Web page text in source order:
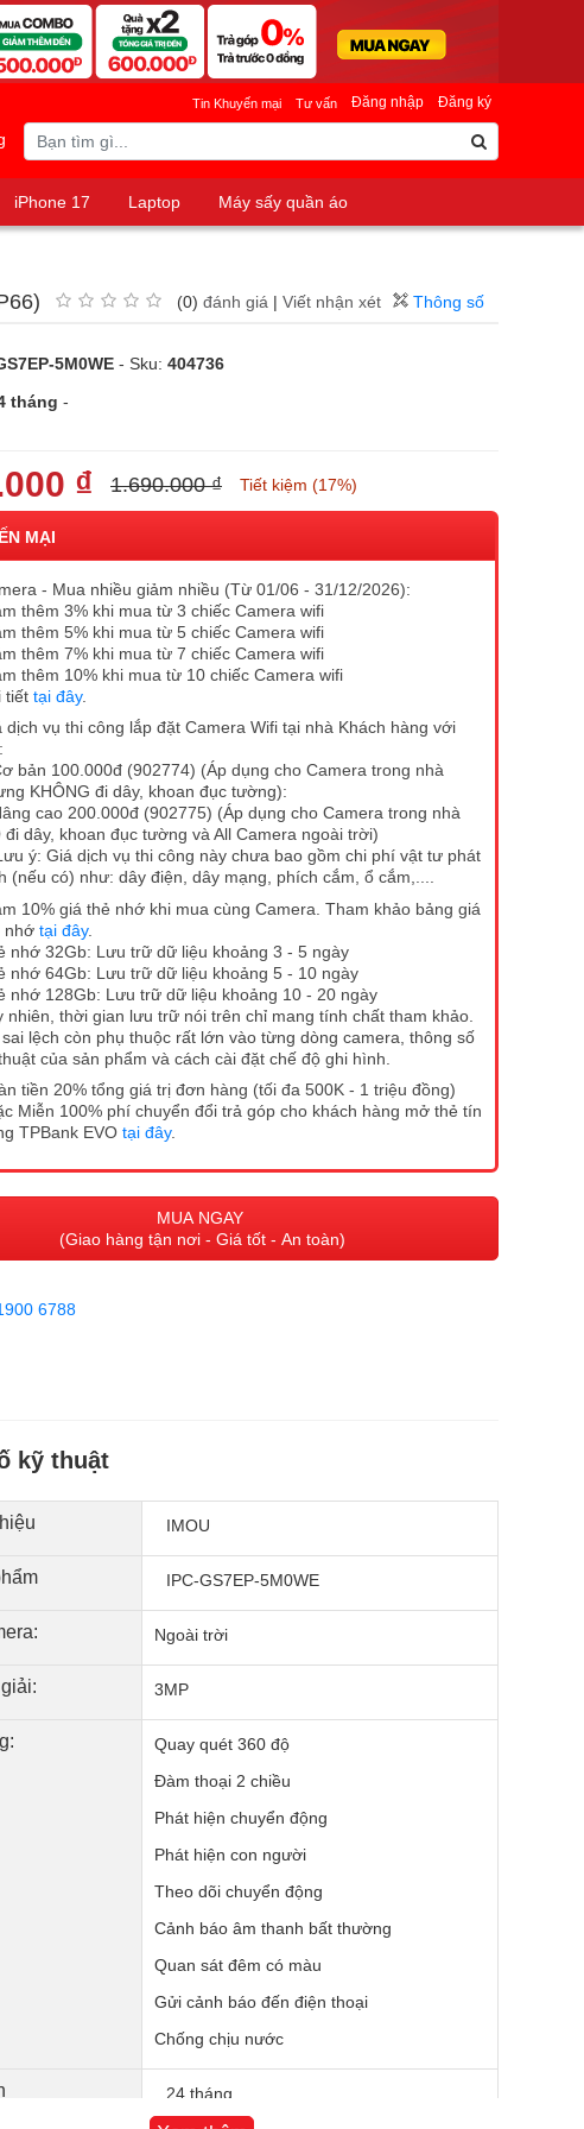
Đăng nhập Đăng ký
Tin Khuyến mại Tư vấn
iPhone 17 Laptop
Máy sấy quần áo
(0) đánh giá | Viết nhận xét Thông số
5M0WE - Sku: 404736
tháng -
₫ 1.690.000 ₫ Tiết kiệm (17%)
MẠI
- Mua nhiều giảm nhiều (Từ 01/06 - 31/12/2026):
thêm 3% khi mua từ 3 chiếc Camera wifi
thêm 5% khi mua từ 5 chiếc Camera wifi
thêm 7% khi mua từ 7 chiếc Camera wifi
thêm 10% khi mua từ 10 chiếc Camera wifi
tiết tại đây.
dịch vụ thi công lắp đặt Camera Wifi tại nhà Khách hàng với
bản 100.000đ (902774) (Áp dụng cho Camera trong nhà
KHÔNG đi dây, khoan đục tường):
cao 200.000đ (902775) (Áp dụng cho Camera trong nhà
đi dây, khoan đục tường và All Camera ngoài trời)
ý: Giá dịch vụ thi công này chưa bao gồm chi phí vật tư phát
(nếu có) như: dây điện, dây mạng, phích cắm, ổ cắm,....
10% giá thẻ nhớ khi mua cùng Camera. Tham khảo bảng giá
nhớ tại đây.
nhớ 32Gb: Lưu trữ dữ liệu khoảng 3 - 5 ngày
nhớ 64Gb: Lưu trữ dữ liệu khoảng 5 - 10 ngày
nhớ 128Gb: Lưu trữ dữ liệu khoảng 10 - 20 ngày
nhiên, thời gian lưu trữ nói trên chỉ mang tính chất tham khảo.
lệch còn phụ thuộc rất lớn vào từng dòng camera, thông số
của sản phẩm và cách cài đặt chế độ ghi hình.
tiền 20% tổng giá trị đơn hàng (tối đa 500K - 1 triệu đồng)
Miễn 100% phí chuyển đổi trả góp cho khách hàng mở thẻ tín
TPBank EVO tại đây.
MUA NGAY
(Giao hàng tận nơi - Giá tốt - An toàn)
6788
kỹ thuật
IMOU
IPC-GS7EP-5M0WE
Ngoài trời
3MP
Quay quét 360 độ
Đàm thoại 2 chiều
Phát hiện chuyển động
Phát hiện con người
Theo dõi chuyển động
Cảnh báo âm thanh bất thường
Quan sát đêm có màu
Gửi cảnh báo đến điện thoại
Chống chịu nước
24 tháng